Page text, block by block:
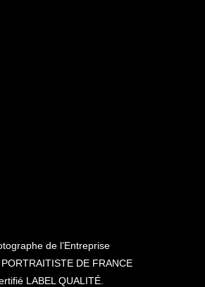
de l’Entreprise
DE FRANCE
LABEL QUALITÉ.